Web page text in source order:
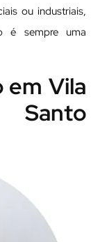
ou industriais,
é sempre uma
em Vila
Santo